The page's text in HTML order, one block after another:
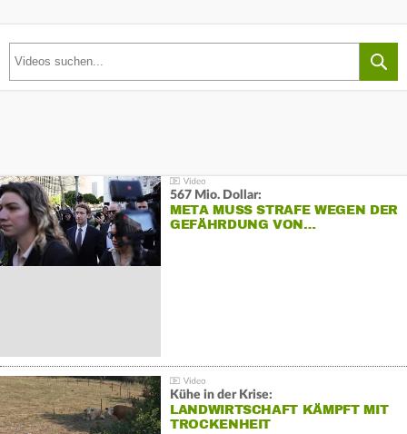
567 Mio. Dollar:
META MUSS STRAFE WEGEN DER
GEFÄHRDUNG VON…
Kühe in der Krise:
LANDWIRTSCHAFT KÄMPFT MIT
TROCKENHEIT